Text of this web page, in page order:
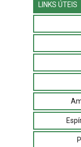
LINKS ÚTEIS